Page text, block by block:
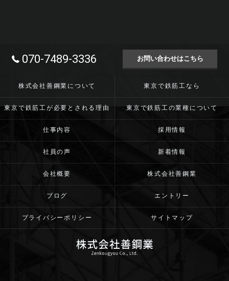
070-7489-3336 お問い合わせはこちら
株式会社善鋼業について 東京で鉄筋工なら
東京で鉄筋工が必要とされる理由 東京で鉄筋工の業種について
仕事内容 採用情報
社員の声 新着情報
会社概要 株式会社善鋼業
ブログ エントリー
プライバシーポリシー サイトマップ